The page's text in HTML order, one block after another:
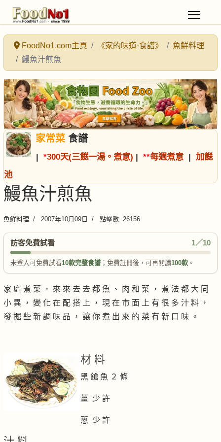
FoodNo1.com主頁 《家的味道·食譜》
魚鮮料理
鰻魚汁煎魚
家常菜食譜
| *300天(三餸一湯。煮意) | **每週煮意 | 加餸
池
鰻魚汁煎魚
魚鮮料理 2007年10月09日 點擊數: 26156
訪客免費試看 1／10
未登入可免費試看10款完整食譜 ；免費註冊後，可再閱讀100款 。
家 庭 煮 菜 ， 來 來 去 去 都 魚 、 肉 和 菜 ， 煮 法 都 大 同
小 異 ， 變 化 在 配 搭 上 ， 現 在 市 面 上 有 很 多 汁 料 ，
發 掘 些 新 調 味 品 ， 讓 你 煮 出 來 的 菜 有 新 口 味 。
材 料
黑 鎗 魚 ２ 條
薑 少 許
蔥 少 許